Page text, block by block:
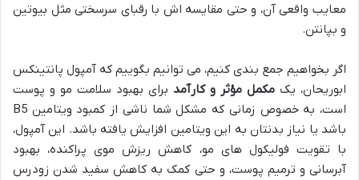
معایب واقعی آن، و حتی مقایسه اش با رقبای سرسختی مثل بیوتین
و بپانتن.
اگر بخواهیم جمع بندی کنیم، می توانیم بگوییم که آمپول پانتینکس
ابوریحان، یک مکمل مؤثر و کارآمد برای بهبود سلامت مو و پوست
است، به خصوص زمانی که مشکل شما ناشی از کمبود ویتامین B5
باشد یا نیاز بدنتان به این ویتامین افزایش یافته باشد. این آمپول،
با تقویت فولیکول های مو، کاهش ریزش موی پراکنده، بهبود
آبرسانی و ترمیم پوست، و حتی کمک به کاهش سفید شدن زودرس